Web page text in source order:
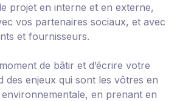
projet en interne et en externe,
vos partenaires sociaux, et avec
et fournisseurs.
de bâtir et d’écrire votre
des enjeux qui sont les vôtres en
en prenant en